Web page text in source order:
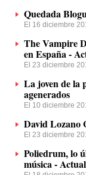
Quedada
El 16 diciembre
The Vampire
en España -
El 23 diciembre
La joven de la
agenerados
El 10 diciembre
David Lozano
El 23 diciembre
Poliedrum, lo
música -